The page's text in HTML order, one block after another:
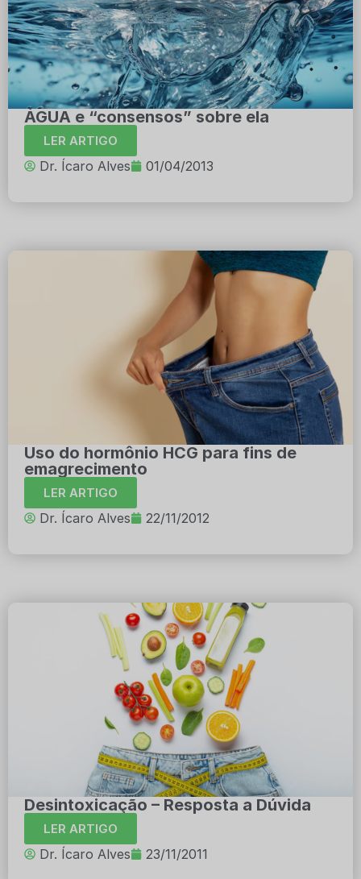
ÁGUA e “consensos” sobre ela
LER ARTIGO
Dr. Ícaro Alves 01/04/2013
Uso do hormônio HCG para fins de
emagrecimento
LER ARTIGO
Dr. Ícaro Alves 22/11/2012
Desintoxicação – Resposta a Dúvida
LER ARTIGO
Dr. Ícaro Alves 23/11/2011